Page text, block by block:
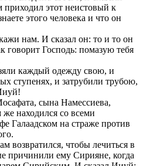
приходил этот неистовый к
этого человека и что он
нам. И сказал он: то и то он
говорит Господь: помазую тебя
каждый одежду свою, и
ступенях, и затрубили трубою,
сына Намессиева,
находился со всеми
Галаадском на страже против
возвратился, чтобы лечиться в
причинили ему Сирияне, когда